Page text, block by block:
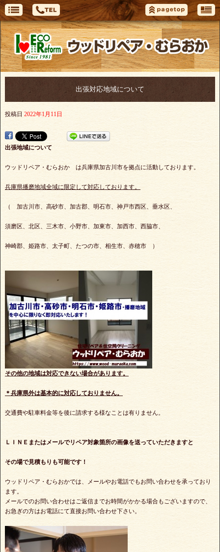
出張対応地域について
投稿日 2022年1月11日
出張地域について
ウッドリペア・むらおか は兵庫県加古川市を拠点に活動しております。
兵庫県播磨地域全域に限定して対応しております。
（ 加古川市、高砂市、加古郡、明石市、神戸市西区、垂水区、
須磨区、北区、三木市、小野市、加東市、加西市、西脇市、
神崎郡、姫路市、太子町、たつの市、相生市、赤穂市 ）
その他の地域は対応できない場合があります。
＊兵庫県外は基本的に対応しておりません。
交通費や駐車料金等を後に請求する様なことは有りません。
ＬＩＮＥまたはメールでリペア対象箇所の画像を送っていただきますと
その場で見積もりも可能です！
ウッドリペア・むらおかでは、メールやお電話でもお問い合わせを承っており
ます。
メールでのお問い合わせはご返信までお時間がかかる場合もございますので、
お急ぎの方はお電話にて直接お問い合わせ下さい。